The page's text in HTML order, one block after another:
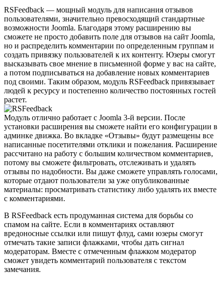
RSFeedback — мощный модуль для написания отзывов
пользователями, значительно превосходящий стандартные
возможности Joomla. Благодаря этому расширению вы
сможете не просто добавить поле для отзывов на сайт Joomla,
но и распределить комментарии по определенным группам и
создать привязку пользователей к их контенту. Юзеры смогут
высказывать свое мнение в письменной форме у вас на сайте,
а потом подписываться на добавление новых комментариев
под своими. Таким образом, модуль RSFeedback привязывает
людей к ресурсу и постепенно количество постоянных гостей
растет.
Модуль отлично работает с Joomla 3-й версии. После
установки расширения вы сможете найти его конфигурации в
админке движка. Во вкладке «Отзывы» будут размещены все
написанные посетителями отклики и пожелания. Расширение
рассчитано на работу с большим количеством комментариев,
потому вы сможете фильтровать, отслеживать и удалять
отзывы по надобности. Вы даже сможете управлять голосами,
которые отдают пользователи за уже опубликованные
материалы: просматривать статистику либо удалять их вместе
с комментариями.
В RSFeedback есть продуманная система для борьбы со
спамом на сайте. Если в комментариях оставляют
вредоносные ссылки или пишут флуд, сами юзеры смогут
отмечать такие записи флажками, чтобы дать сигнал
модераторам. Вместе с отмеченным флажком модератор
сможет увидеть комментарий пользователя с текстом
замечания.